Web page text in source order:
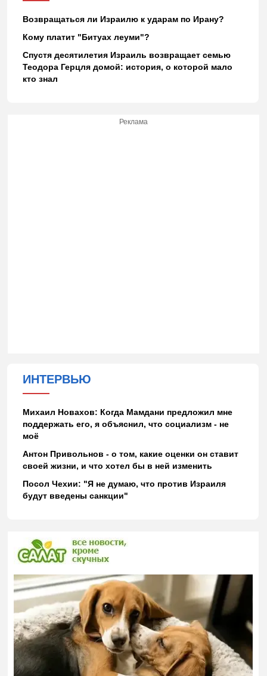
Возвращаться ли Израилю к ударам по Ирану?
Кому платит "Битуах леуми"?
Спустя десятилетия Израиль возвращает семью
Теодора Герцля домой: история, о которой мало
кто знал
Реклама
ИНТЕРВЬЮ
Михаил Новахов: Когда Мамдани предложил мне
поддержать его, я объяснил, что социализм - не
моё
Антон Привольнов - о том, какие оценки он ставит
своей жизни, и что хотел бы в ней изменить
Посол Чехии: "Я не думаю, что против Израиля
будут введены санкции"